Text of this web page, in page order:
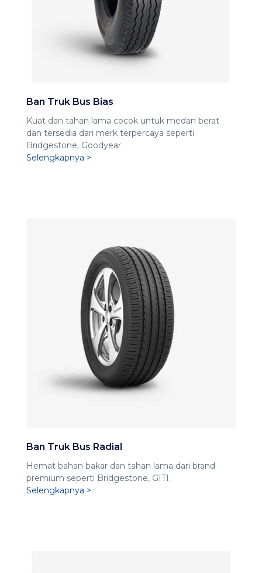
Ban Truk Bus Bias
Kuat dan tahan lama cocok untuk medan berat
dan tersedia dari merk terpercaya seperti
Bridgestone, Goodyear.
Selengkapnya >
Ban Truk Bus Radial
Hemat bahan bakar dan tahan lama dari brand
premium seperti Bridgestone, GITI.
Selengkapnya >